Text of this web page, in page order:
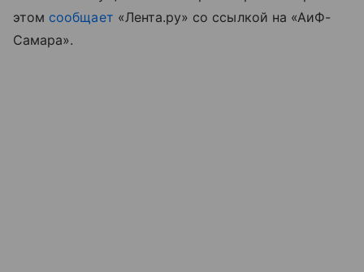
этом сообщает «Лента.ру» со ссылкой на «АиФ-
Самара».